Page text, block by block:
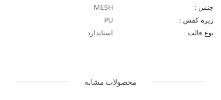
جنس : MESH
زیره کفش : PU
نوع قالب : استاندارد
محصولات مشابه